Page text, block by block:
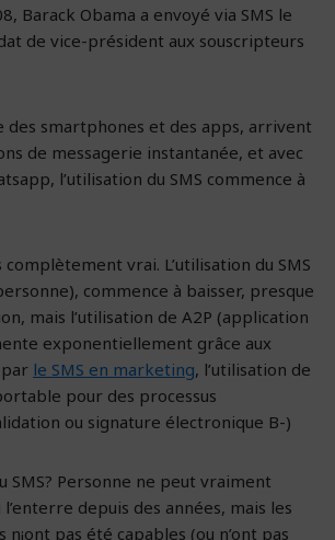
Barack Obama a envoyé via SMS le
de vice-président aux souscripteurs
des smartphones et des apps, arrivent
de messagerie instantanée, et avec
l’utilisation du SMS commence à
complètement vrai. L’utilisation du SMS
commence à baisser, presque
mais l’utilisation de A2P (application
exponentiellement grâce aux
le SMS en marketing, l’utilisation de
pour des processus
ou signature électronique B-)
SMS? Personne ne peut vraiment
l’enterre depuis des années, mais les
pas été capables (ou n’ont pas